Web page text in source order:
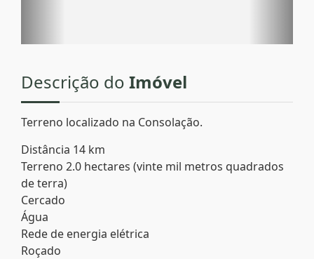
Descrição do Imóvel
Terreno localizado na Consolação.
Distância 14 km
Terreno 2.0 hectares (vinte mil metros quadrados
de terra)
Cercado
Água
Rede de energia elétrica
Roçado